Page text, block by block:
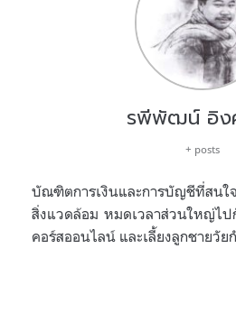
รพีพัฒน์ อิง
+ posts
บัณฑิตการเงินและการบัญชีที่สนใ
สิ่งแวดล้อม หมดเวลาส่วนใหญ่ไ
คอร์สออนไลน์ และเลี้ยงลูกชายวัย